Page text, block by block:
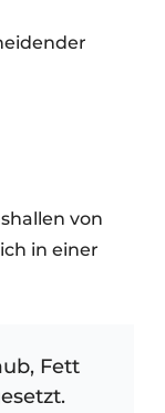
von
in einer
Fett